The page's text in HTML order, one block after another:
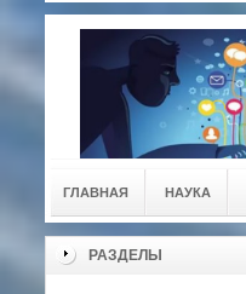
ГЛАВНАЯ НАУКА
РАЗДЕЛЫ